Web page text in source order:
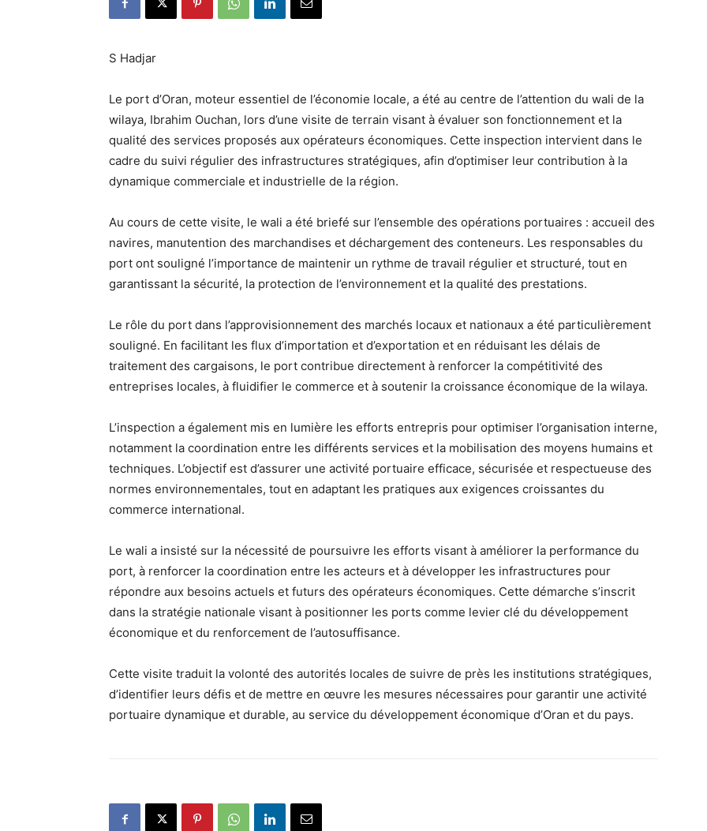
S Hadjar
Le port d’Oran, moteur essentiel de l’économie locale, a été au centre de l’attention du wali de la
wilaya, Ibrahim Ouchan, lors d’une visite de terrain visant à évaluer son fonctionnement et la
qualité des services proposés aux opérateurs économiques. Cette inspection intervient dans le
cadre du suivi régulier des infrastructures stratégiques, afin d’optimiser leur contribution à la
dynamique commerciale et industrielle de la région.
Au cours de cette visite, le wali a été briefé sur l’ensemble des opérations portuaires : accueil des
navires, manutention des marchandises et déchargement des conteneurs. Les responsables du
port ont souligné l’importance de maintenir un rythme de travail régulier et structuré, tout en
garantissant la sécurité, la protection de l’environnement et la qualité des prestations.
Le rôle du port dans l’approvisionnement des marchés locaux et nationaux a été particulièrement
souligné. En facilitant les flux d’importation et d’exportation et en réduisant les délais de
traitement des cargaisons, le port contribue directement à renforcer la compétitivité des
entreprises locales, à fluidifier le commerce et à soutenir la croissance économique de la wilaya.
L’inspection a également mis en lumière les efforts entrepris pour optimiser l’organisation interne,
notamment la coordination entre les différents services et la mobilisation des moyens humains et
techniques. L’objectif est d’assurer une activité portuaire efficace, sécurisée et respectueuse des
normes environnementales, tout en adaptant les pratiques aux exigences croissantes du
commerce international.
Le wali a insisté sur la nécessité de poursuivre les efforts visant à améliorer la performance du
port, à renforcer la coordination entre les acteurs et à développer les infrastructures pour
répondre aux besoins actuels et futurs des opérateurs économiques. Cette démarche s’inscrit
dans la stratégie nationale visant à positionner les ports comme levier clé du développement
économique et du renforcement de l’autosuffisance.
Cette visite traduit la volonté des autorités locales de suivre de près les institutions stratégiques,
d’identifier leurs défis et de mettre en œuvre les mesures nécessaires pour garantir une activité
portuaire dynamique et durable, au service du développement économique d’Oran et du pays.